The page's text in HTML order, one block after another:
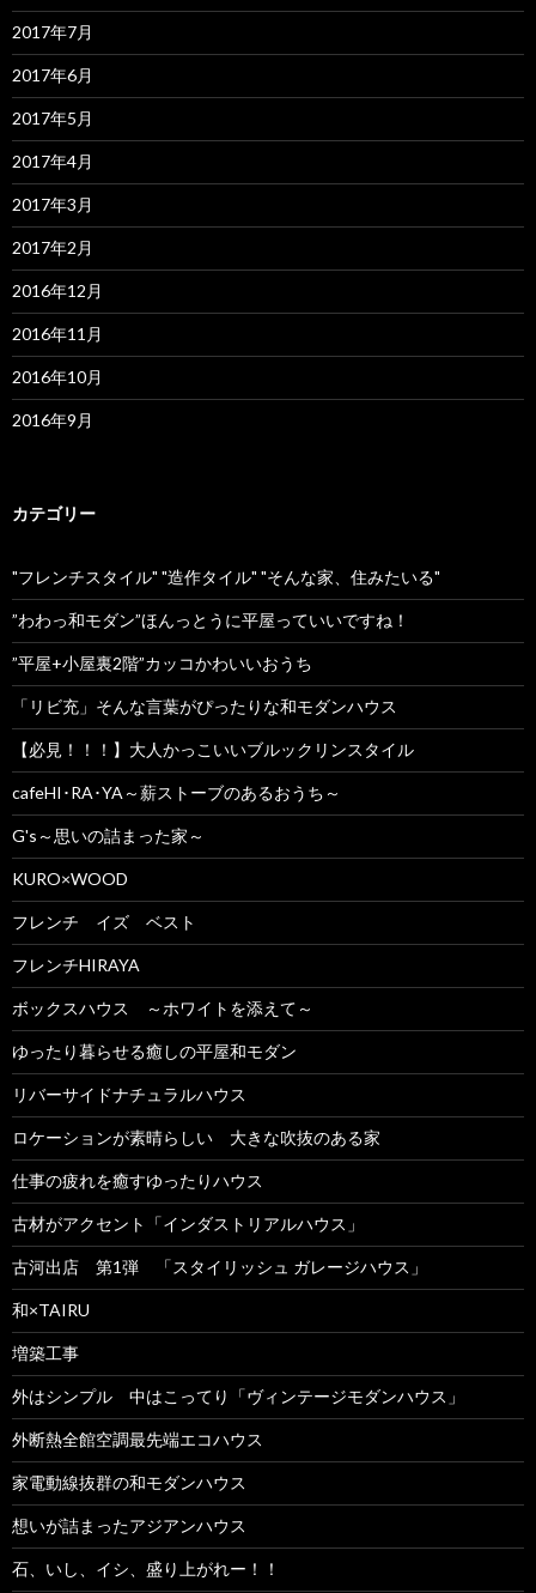
2017年7月
2017年6月
2017年5月
2017年4月
2017年3月
2017年2月
2016年12月
2016年11月
2016年10月
2016年9月
カテゴリー
"フレンチスタイル" "造作タイル" "そんな家、住みたいる"
”わわっ和モダン”ほんっとうに平屋っていいですね！
”平屋+小屋裏2階”カッコかわいいおうち
「リビ充」そんな言葉がぴったりな和モダンハウス
【必見！！！】大人かっこいいブルックリンスタイル
cafeHI･RA･YA～薪ストーブのあるおうち～
G's～思いの詰まった家～
KURO×WOOD
フレンチ イズ ベスト
フレンチHIRAYA
ボックスハウス ～ホワイトを添えて～
ゆったり暮らせる癒しの平屋和モダン
リバーサイドナチュラルハウス
ロケーションが素晴らしい 大きな吹抜のある家
仕事の疲れを癒すゆったりハウス
古材がアクセント「インダストリアルハウス」
古河出店 第1弾 「スタイリッシュ ガレージハウス」
和×TAIRU
増築工事
外はシンプル 中はこってり「ヴィンテージモダンハウス」
外断熱全館空調最先端エコハウス
家電動線抜群の和モダンハウス
想いが詰まったアジアンハウス
石、いし、イシ、盛り上がれー！！